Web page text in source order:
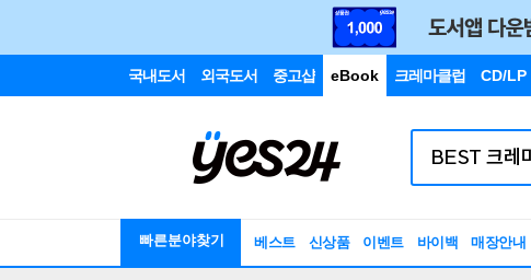
국내도서 외국도서 중고샵 eBook 크레마클럽 CD/LP
빠른분야찾기 베스트 신상품 이벤트 바이백 매장안내